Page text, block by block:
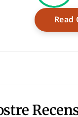
Read